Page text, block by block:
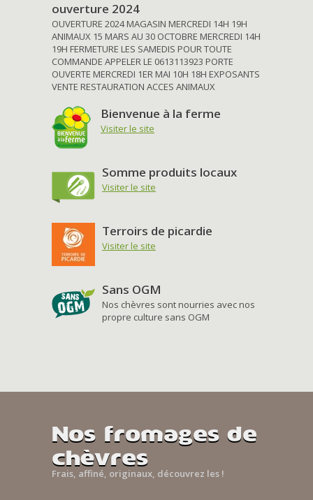
ouverture 2024
OUVERTURE 2024 MAGASIN MERCREDI 14H 19H
ANIMAUX 15 MARS AU 30 OCTOBRE MERCREDI 14H
19H FERMETURE LES SAMEDIS POUR TOUTE
COMMANDE APPELER LE 0613113923 PORTE
OUVERTE MERCREDI 1ER MAI 10H 18H EXPOSANTS
VENTE RESTAURATION ACCES ANIMAUX
Bienvenue à la ferme
Visiter le site
Somme produits locaux
Visiter le site
Terroirs de picardie
Visiter le site
Sans OGM
Nos chèvres sont nourries avec nos
propre culture sans OGM
Nos fromages de
chèvres
Frais, affiné, originaux, découvrez les !